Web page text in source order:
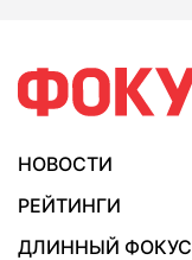
НОВОСТИ
РЕЙТИНГИ
ДЛИННЫЙ ФОКУС